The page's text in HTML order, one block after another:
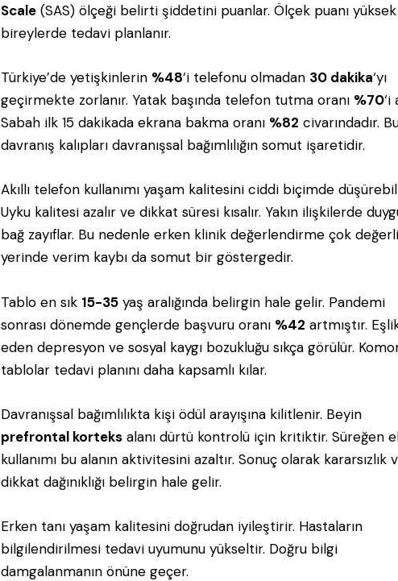
Scale (SAS) ölçeği belirti şiddetini puanlar. Ölçek puanı
bireylerde tedavi planlanır.
Türkiye’de yetişkinlerin %48‘i telefonu olmadan 30 dakika‘yı
geçirmekte zorlanır. Yatak başında telefon tutma oranı %70‘i
Sabah ilk 15 dakikada ekrana bakma oranı %82 civarındadır.
davranış kalıpları davranışsal bağımlılığın somut işaretidir.
Akıllı telefon kullanımı yaşam kalitesini ciddi biçimde
Uyku kalitesi azalır ve dikkat süresi kısalır. Yakın ilişkilerde
bağ zayıflar. Bu nedenle erken klinik değerlendirme çok
yerinde verim kaybı da somut bir göstergedir.
Tablo en sık 15-35 yaş aralığında belirgin hale gelir. Pandemi
sonrası dönemde gençlerde başvuru oranı %42 artmıştır.
eden depresyon ve sosyal kaygı bozukluğu sıkça görülür.
tablolar tedavi planını daha kapsamlı kılar.
Davranışsal bağımlılıkta kişi ödül arayışına kilitlenir. Beyin
prefrontal korteks alanı dürtü kontrolü için kritiktir. Süreğen
kullanımı bu alanın aktivitesini azaltır. Sonuç olarak kararsızlık
dikkat dağınıklığı belirgin hale gelir.
Erken tanı yaşam kalitesini doğrudan iyileştirir. Hastaların
bilgilendirilmesi tedavi uyumunu yükseltir. Doğru bilgi
damgalanmanın önüne geçer.